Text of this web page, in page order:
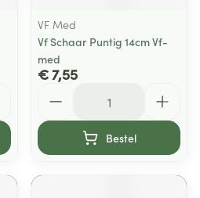
VF Med
Vf Schaar Puntig 14cm Vf-
med
€ 7,55
Bestel